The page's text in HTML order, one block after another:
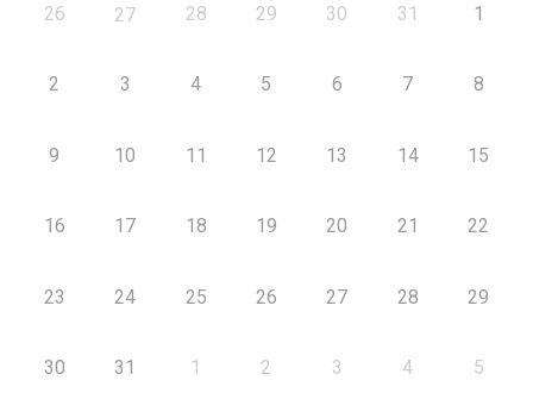
26 27 28 29 30 31 1
2 3 4 5 6 7 8
9 10 11 12 13 14 15
16 17 18 19 20 21 22
23 24 25 26 27 28 29
30 31 1 2 3 4 5